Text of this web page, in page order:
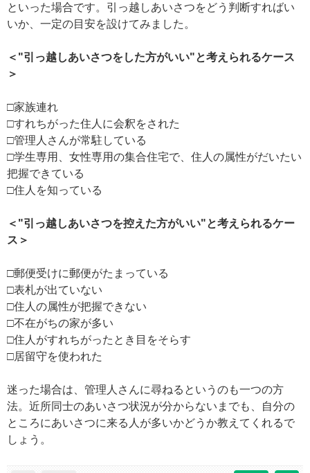
といった場合です。引っ越しあいさつをどう判断すればい
いか、一定の目安を設けてみました。
＜"引っ越しあいさつをした方がいい"と考えられるケース
＞
□家族連れ
□すれちがった住人に会釈をされた
□管理人さんが常駐している
□学生専用、女性専用の集合住宅で、住人の属性がだいたい
把握できている
□住人を知っている
＜"引っ越しあいさつを控えた方がいい"と考えられるケー
ス＞
□郵便受けに郵便がたまっている
□表札が出ていない
□住人の属性が把握できない
□不在がちの家が多い
□住人がすれちがったとき目をそらす
□居留守を使われた
迷った場合は、管理人さんに尋ねるというのも一つの方
法。近所同士のあいさつ状況が分からないまでも、自分の
ところにあいさつに来る人が多いかどうか教えてくれるで
しょう。